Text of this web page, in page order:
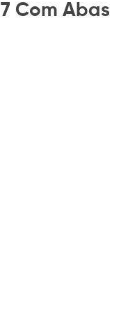
Com Abas